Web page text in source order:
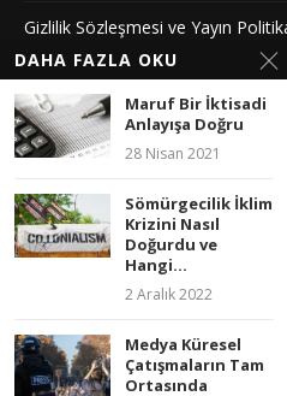
Gizlilik Sözleşmesi ve Yayın
Künye
YAYIN İLKELERIMIZ
Yayınlarımız adalet, saygı,
çerçevesinde hazırlanır.
buradandaha detaylı
DAHA FAZLA OKU
Maruf Bir İktisadi
Anlayışa Doğru
28 Nisan 2021
Sömürgecilik İklim
Krizini Nasıl
Doğurdu ve
Hangi...
2 Aralık 2022
Medya Küresel
Çatışmaların Tam
Ortasında